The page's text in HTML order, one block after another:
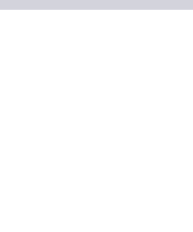
keyboard_arrow_down